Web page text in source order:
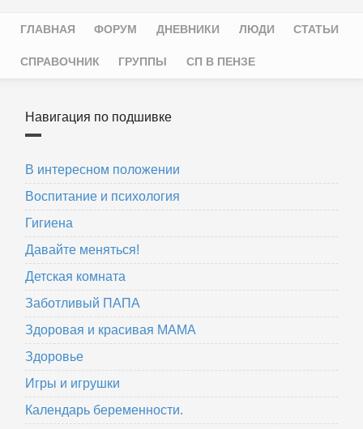
Главное меню
ГЛАВНАЯ ФОРУМ ДНЕВНИКИ ЛЮДИ СТАТЬИ
СПРАВОЧНИК ГРУППЫ СП В ПЕНЗЕ
Навигация по подшивке
В интересном положении
Воспитание и психология
Гигиена
Давайте меняться!
Детская комната
Заботливый ПАПА
Здоровая и красивая МАМА
Здоровье
Игры и игрушки
Календарь беременности.